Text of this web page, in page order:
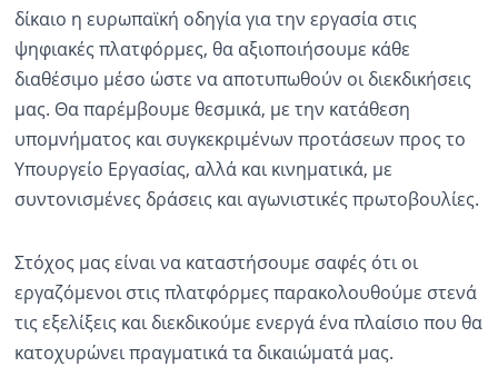
δίκαιο η ευρωπαϊκή οδηγία για την εργασία στις
ψηφιακές πλατφόρμες, θα αξιοποιήσουμε κάθε
διαθέσιμο μέσο ώστε να αποτυπωθούν οι διεκδικήσεις
μας. Θα παρέμβουμε θεσμικά, με την κατάθεση
υπομνήματος και συγκεκριμένων προτάσεων προς το
Υπουργείο Εργασίας, αλλά και κινηματικά, με
συντονισμένες δράσεις και αγωνιστικές πρωτοβουλίες.
Στόχος μας είναι να καταστήσουμε σαφές ότι οι
εργαζόμενοι στις πλατφόρμες παρακολουθούμε στενά
τις εξελίξεις και διεκδικούμε ενεργά ένα πλαίσιο που θα
κατοχυρώνει πραγματικά τα δικαιώματά μας.